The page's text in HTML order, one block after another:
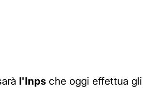
l'Inps che oggi effettua